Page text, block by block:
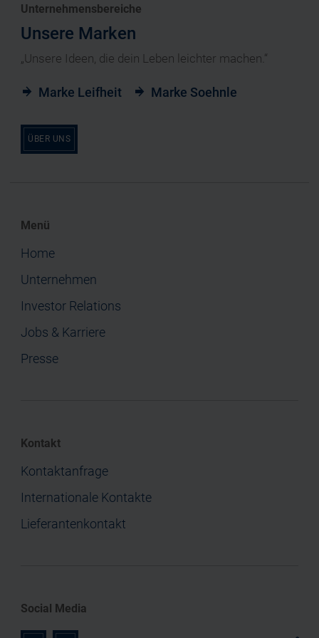
Unternehmensbereiche
Unsere Marken
„Unsere Ideen, die dein Leben leichter machen.“
Marke Leifheit Marke Soehnle
ÜBER UNS
Menü
Home
Unternehmen
Investor Relations
Jobs & Karriere
Presse
Kontakt
Kontaktanfrage
Internationale Kontakte
Lieferantenkontakt
Social Media